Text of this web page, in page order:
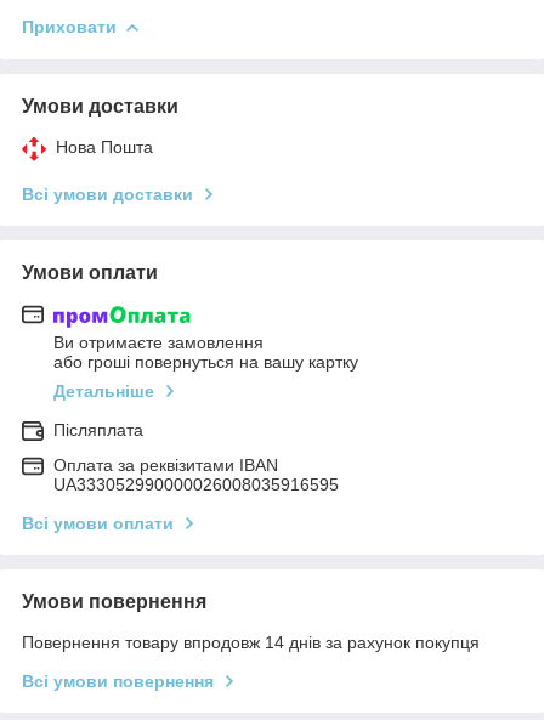
Приховати
Умови доставки
Нова Пошта
Всі умови доставки
Умови оплати
Ви отримаєте замовлення
або гроші повернуться на вашу картку
Детальніше
Післяплата
Оплата за реквізитами IBAN
UA333052990000026008035916595
Всі умови оплати
Умови повернення
Повернення товару впродовж 14 днів за рахунок покупця
Всі умови повернення